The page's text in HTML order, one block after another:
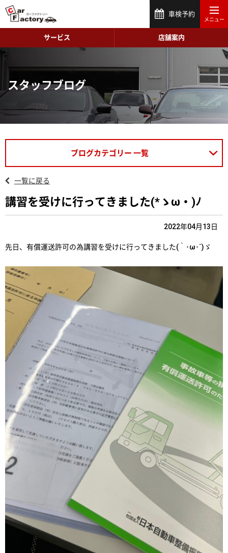
車検予約
サービス 店舗案内
スタッフブログ
ブログカテゴリー 一覧
一覧に戻る
講習を受けに行ってきました(*ゝω・)ﾉ
2022年04月13日
先日、有償運送許可の為講習を受けに行ってきました(｀･ω･´)ゞ